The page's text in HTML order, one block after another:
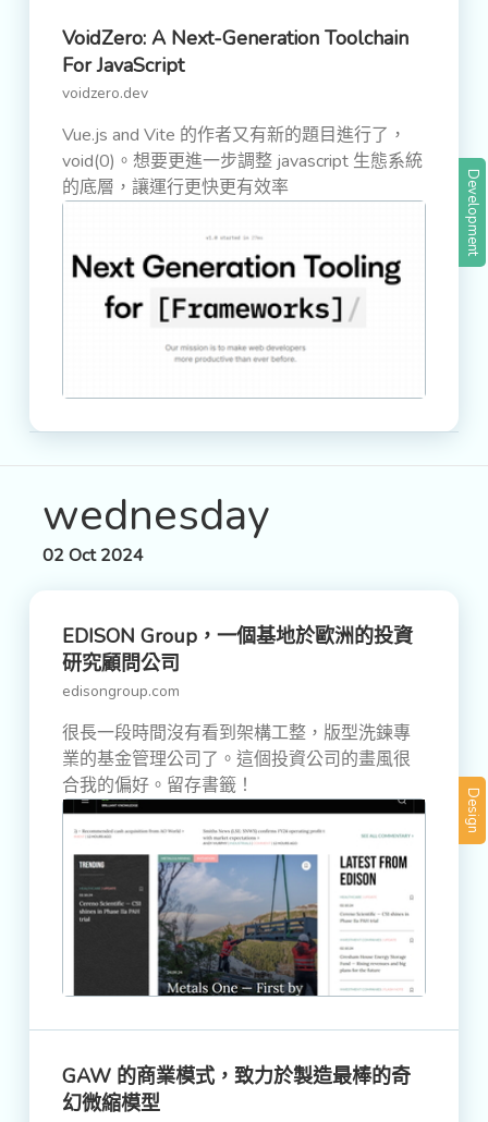
VoidZero: A Next-Generation Toolchain
For JavaScript
voidzero.dev
Vue.js and Vite 的作者又有新的題目進行了，
void(0)。想要更進一步調整 javascript 生態系統
的底層，讓運行更快更有效率
Development
wednesday
02 Oct 2024
EDISON Group，一個基地於歐洲的投資
研究顧問公司
edisongroup.com
很長一段時間沒有看到架構工整，版型洗鍊專
業的基金管理公司了。這個投資公司的畫風很
合我的偏好。留存書籤！
Design
GAW 的商業模式，致力於製造最棒的奇
幻微縮模型